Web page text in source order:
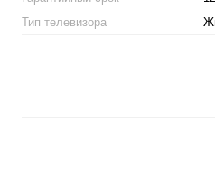
Тип телевизора